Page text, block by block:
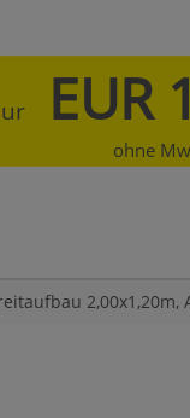
EUR
ohne
2,00x1,20m,